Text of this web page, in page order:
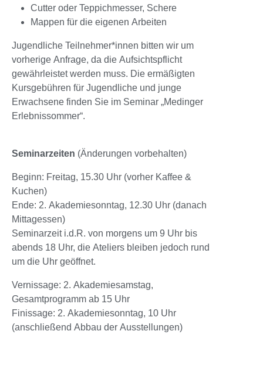
Cutter oder Teppichmesser, Schere
Mappen für die eigenen Arbeiten
Jugendliche Teilnehmer*innen bitten wir um
vorherige Anfrage, da die Aufsichtspflicht
gewährleistet werden muss. Die ermäßigten
Kursgebühren für Jugendliche und junge
Erwachsene finden Sie im Seminar „Medinger
Erlebnissommer“.
Seminarzeiten (Änderungen vorbehalten)
Beginn: Freitag, 15.30 Uhr (vorher Kaffee &
Kuchen)
Ende: 2. Akademiesonntag, 12.30 Uhr (danach
Mittagessen)
Seminarzeit i.d.R. von morgens um 9 Uhr bis
abends 18 Uhr, die Ateliers bleiben jedoch rund
um die Uhr geöffnet.
Vernissage: 2. Akademiesamstag,
Gesamtprogramm ab 15 Uhr
Finissage: 2. Akademiesonntag, 10 Uhr
(anschließend Abbau der Ausstellungen)